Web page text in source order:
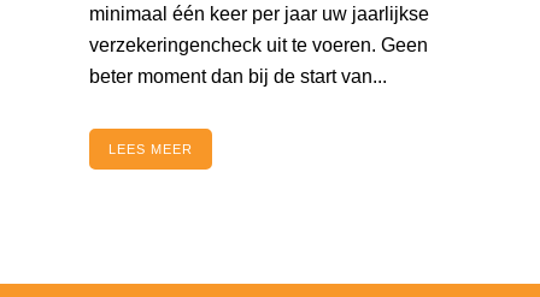
minimaal één keer per jaar uw jaarlijkse
verzekeringencheck uit te voeren. Geen
beter moment dan bij de start van...
LEES MEER